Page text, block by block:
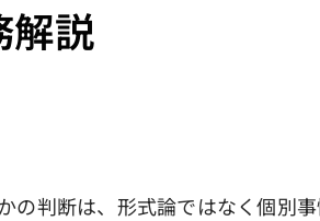
解説
の判断は、形式論ではなく個別